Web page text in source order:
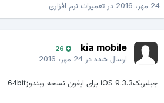
2016
درتعمیرات نرم افزاری
kia mobile
26
ارسال شده در24 مهر، 2016
جیلبریکiOS 9.3.3 برای ایفون نسخه ویندوز64bit